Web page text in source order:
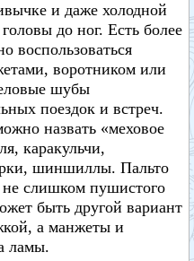
и даже холодной
до ног. Есть более
воспользоваться
воротником или
шубы
поездок и встреч.
назвать «меховое
каракульчи,
шиншиллы. Пальто
не слишком пушистого
быть другой вариант
а манжеты и
ламы.